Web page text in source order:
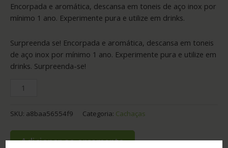
Encorpada e aromática, descansa em toneis de aço inox por
mínimo 1 ano. Experimente pura e utilize em drinks.
Surpreenda se! Encorpada e aromática, descansa em toneis
de aço inox por mínimo 1 ano. Experimente pura e utilize em
drinks. Surpreenda-se!
SKU: a8baa56554f9 Categoria: Cachaças
Adicionar ao orçamento